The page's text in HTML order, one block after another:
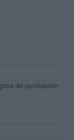
de puntuación